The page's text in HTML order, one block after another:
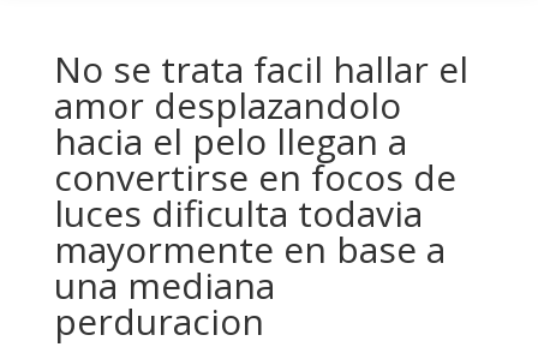
No se trata facil hallar el
amor desplazandolo
hacia el pelo llegan a
convertirse en focos de
luces dificulta todavia
mayormente en base a
una mediana
perduracion